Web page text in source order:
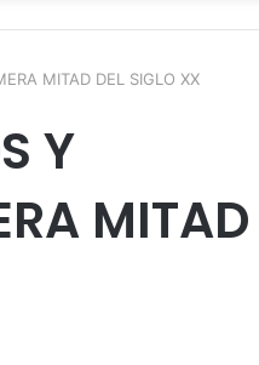
MITAD DEL SIGLO XX
Y
MITAD